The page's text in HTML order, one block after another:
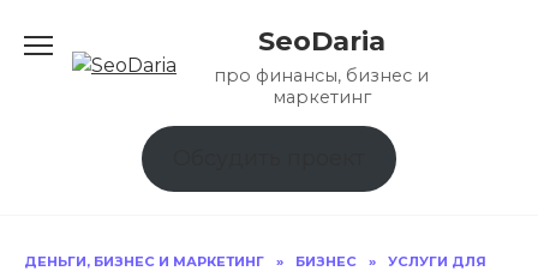
содержанию
SeoDaria
про финансы, бизнес и
маркетинг
ДЕНЬГИ, БИЗНЕС И МАРКЕТИНГ » БИЗНЕС »
УСЛУГИ ДЛЯ